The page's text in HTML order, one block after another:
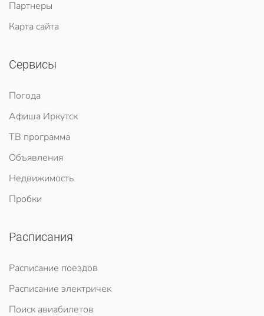
Партнеры
Карта сайта
Сервисы
Погода
Афиша Иркутск
ТВ программа
Объявления
Недвижимость
Пробки
Расписания
Расписание поездов
Расписание электричек
Поиск авиабилетов